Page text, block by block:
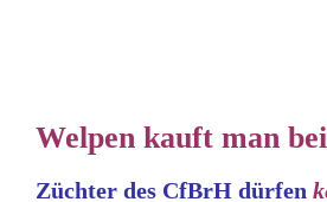
Welpen kauft man
Züchter des CfBrH dürfen